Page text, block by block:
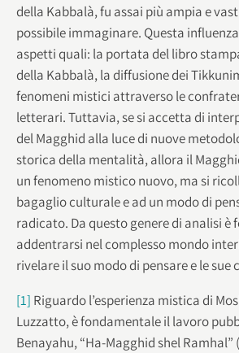
della Kabbalà, fu assai più ampia e
possibile immaginare. Questa
aspetti quali: la portata del libro
della Kabbalà, la diffusione dei
fenomeni mistici attraverso le
letterari. Tuttavia, se si accetta di
del Magghid alla luce di nuove
storica della mentalità, allora il
un fenomeno mistico nuovo, ma si
bagaglio culturale e ad un modo di
radicato. Da questo genere di analisi è
addentrarsi nel complesso mondo
rivelare il suo modo di pensare e le sue
[1] Riguardo l’esperienza mistica di
Luzzatto, è fondamentale il lavoro
Benayahu, “Ha-Magghid shel Ramhal”